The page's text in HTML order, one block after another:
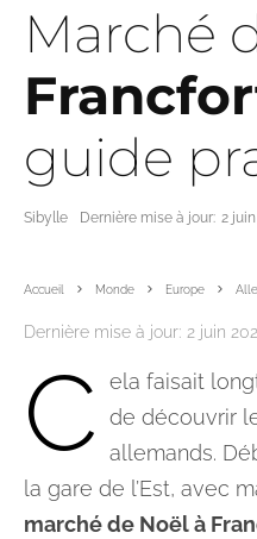
Marché
guide
Sibylle Dernière mise à jour: 2
Accueil Monde Europe
Dernière mise à jour: 2 juin
C
ela faisait
de découvrir
allemands.
la gare de l’Est, avec
marché de Noël à